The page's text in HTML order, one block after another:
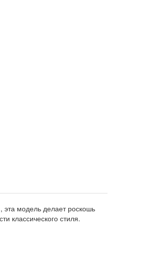
эта модель делает роскошь
классического стиля.